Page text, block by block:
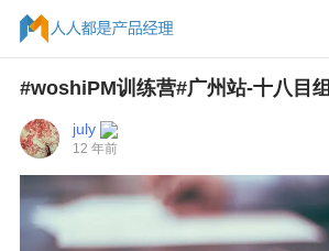
#woshiPM训练营#广州站-十八目组
july
12 年前